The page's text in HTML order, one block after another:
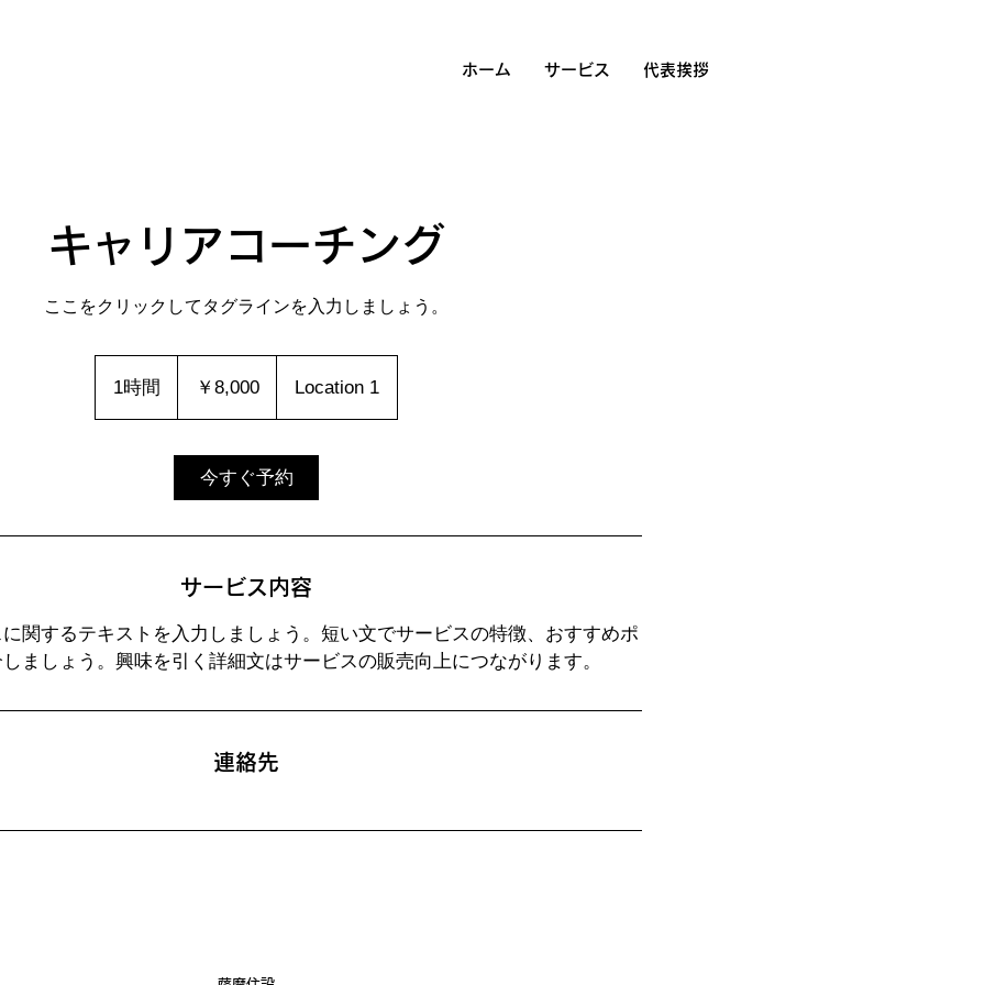
ホーム サービス 代表挨拶
キャリアコーチング
ここをクリックしてタグラインを入力しましょう。
1時間
時
￥8,000 Location 1
今すぐ予約
サービス内容
関するテキストを入力しましょう。短い文でサービスの特徴、おすすめポ
ましょう。興味を引く詳細文はサービスの販売向上につながります。
連絡先